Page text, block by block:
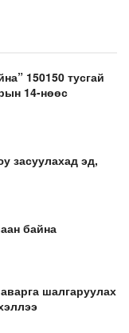
150150 тусгай
14-нөөс
засуулахад эд,
байна
шалгаруулах